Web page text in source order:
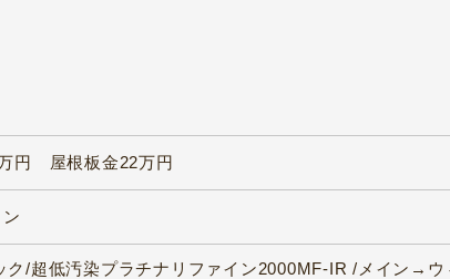
円 屋根板金22万円
ク/超低汚染プラチナリファイン2000MF-IR /メイン→